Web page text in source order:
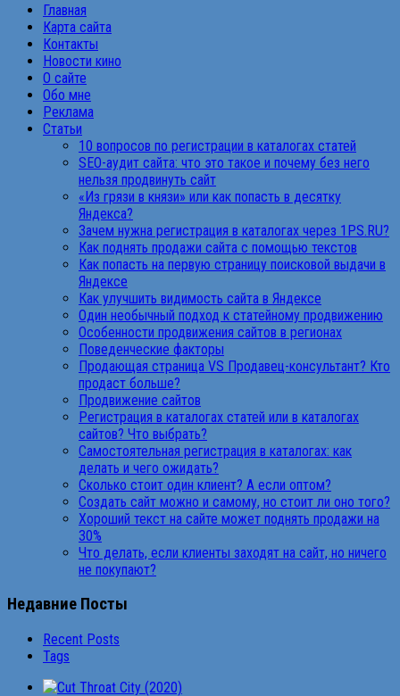
Главная
Карта сайта
Контакты
Новости кино
О сайте
Обо мне
Реклама
Статьи
10 вопросов по регистрации в каталогах статей
SEO-аудит сайта: что это такое и почему без него
нельзя продвинуть сайт
«Из грязи в князи» или как попасть в десятку
Яндекса?
Зачем нужна регистрация в каталогах через 1PS.RU?
Как поднять продажи сайта с помощью текстов
Как попасть на первую страницу поисковой выдачи в
Яндексе
Как улучшить видимость сайта в Яндексе
Один необычный подход к статейному продвижению
Особенности продвижения сайтов в регионах
Поведенческие факторы
Продающая страница VS Продавец-консультант? Кто
продаст больше?
Продвижение сайтов
Регистрация в каталогах статей или в каталогах
сайтов? Что выбрать?
Самостоятельная регистрация в каталогах: как
делать и чего ожидать?
Сколько стоит один клиент? А если оптом?
Создать сайт можно и самому, но стоит ли оно того?
Хороший текст на сайте может поднять продажи на
30%
Что делать, если клиенты заходят на сайт, но ничего
не покупают?
Недавние Посты
Recent Posts
Tags